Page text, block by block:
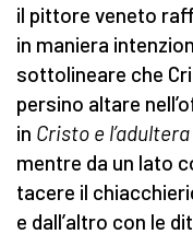
il pittore veneto
in maniera
sottolineare che
persino altare
in Cristo e l’adultera
mentre da un lato
tacere il
e dall’altro con le